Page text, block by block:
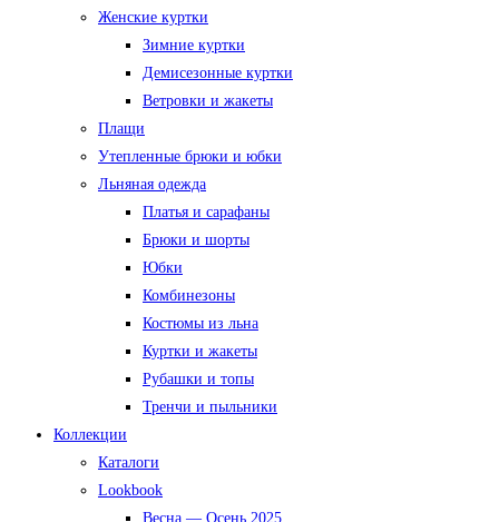
Женские куртки
Зимние куртки
Демисезонные куртки
Ветровки и жакеты
Плащи
Утепленные брюки и юбки
Льняная одежда
Платья и сарафаны
Брюки и шорты
Юбки
Комбинезоны
Костюмы из льна
Куртки и жакеты
Рубашки и топы
Тренчи и пыльники
Коллекции
Каталоги
Lookbook
Весна — Осень 2025